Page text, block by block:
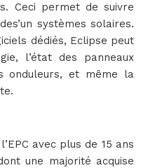
Ceci permet de suivre
systèmes solaires.
dédiés, Eclipse peut
l’état des panneaux
onduleurs, et même la
avec plus de 15 ans
une majorité acquise